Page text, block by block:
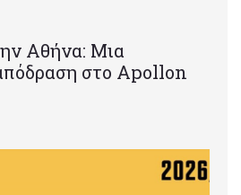
Αθήνα: Μια
στο Apollon